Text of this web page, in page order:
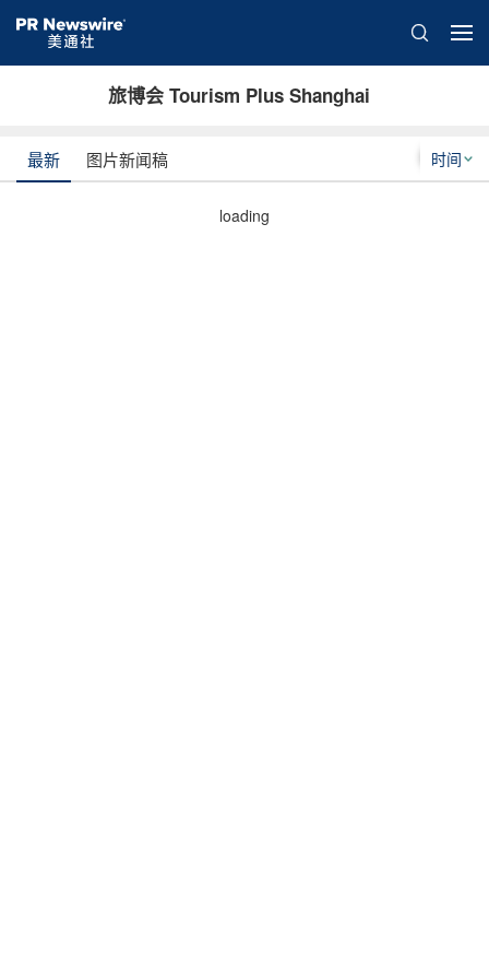
旅博会 Tourism Plus Shanghai
时间
最新 图片新闻稿
loading